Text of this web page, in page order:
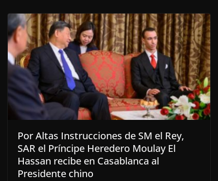
Por Altas Instrucciones de SM el Rey,
SAR el Príncipe Heredero Moulay El
Hassan recibe en Casablanca al
Presidente chino